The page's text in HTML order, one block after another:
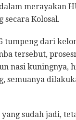
merayakan
secara Kolosal.
dari
tersebut,
nasi kuningnya,
semuanya
sudah jadi,